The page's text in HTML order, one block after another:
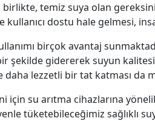
birlikte, temiz suya olan
dostu hale gelmesi,
birçok avantaj
şekilde gidererek suyun
daha lezzetli bir tat katması da
su arıtma cihazlarına
tüketebileceğimiz sağlıklı